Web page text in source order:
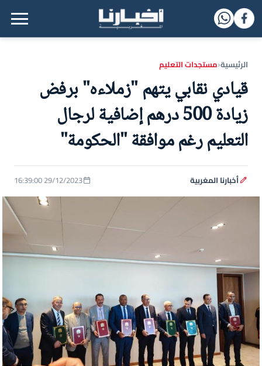
القائمة الرئيسية
الرئيسية‹مستجدات التعليم
قيادي نقابي يتهم "زملاءه" برفض
زيادة 500 درهم إضافية لرجال
التعليم رغم موافقة "الحكومة"
أخبارنا المغربية 29/12/2023 16:39:00